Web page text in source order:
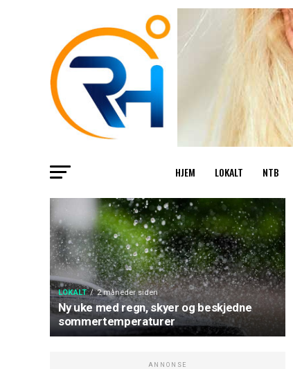
HJEM LOKALT NTB
LOKALT 2 måneder siden
Ny uke med regn, skyer og beskjedne
sommertemperaturer
ANNONSE